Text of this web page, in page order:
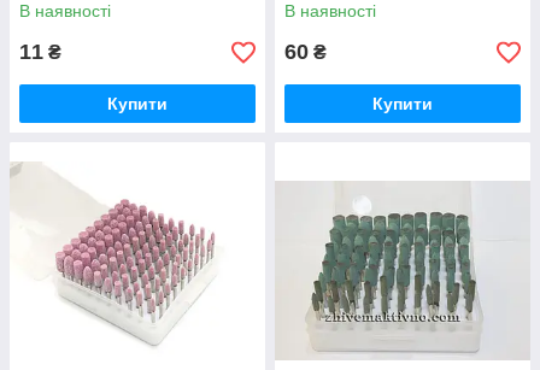
В наявності
11 ₴
Купити
В наявності
60 ₴
Купити